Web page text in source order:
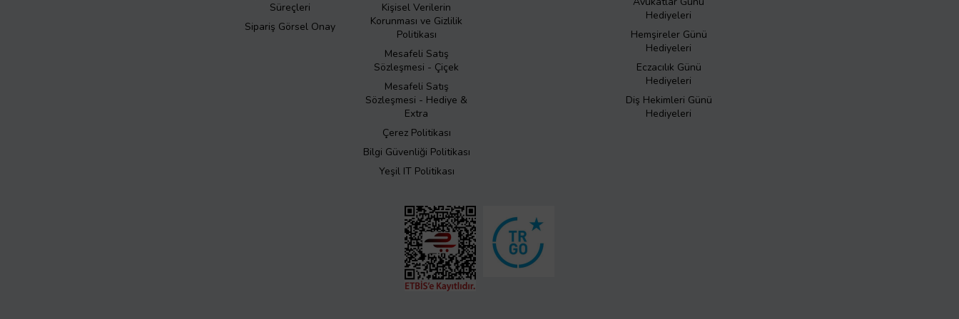
Süreçleri
Sipariş Görsel Onay
Kişisel Verilerin
Korunması ve Gizlilik
Politikası
Mesafeli Satış
Sözleşmesi - Çiçek
Mesafeli Satış
Sözleşmesi - Hediye &
Extra
Çerez Politikası
Bilgi Güvenliği Politikası
Yeşil IT Politikası
Hediyeleri
Hemşireler Günü
Hediyeleri
Eczacılık Günü
Hediyeleri
Diş Hekimleri Günü
Hediyeleri